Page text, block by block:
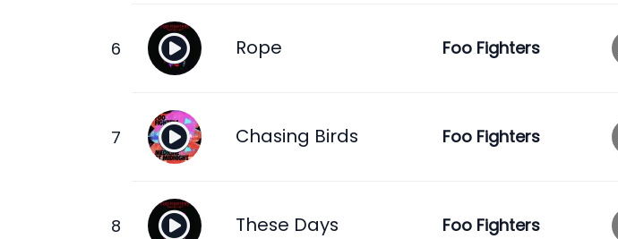
Rope Foo Fighters
Chasing Birds Foo Fighters
These Days Foo Fighters